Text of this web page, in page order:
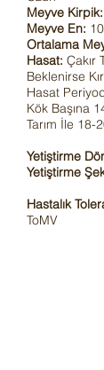
Meyve Kirpik:
Meyve En:
Ortalama
Hasat: Çakır
Beklenirse
Hasat
Kök Başına
Tarım İle 18-
Yetiştirme
Yetiştirme
Hastalık
ToMV